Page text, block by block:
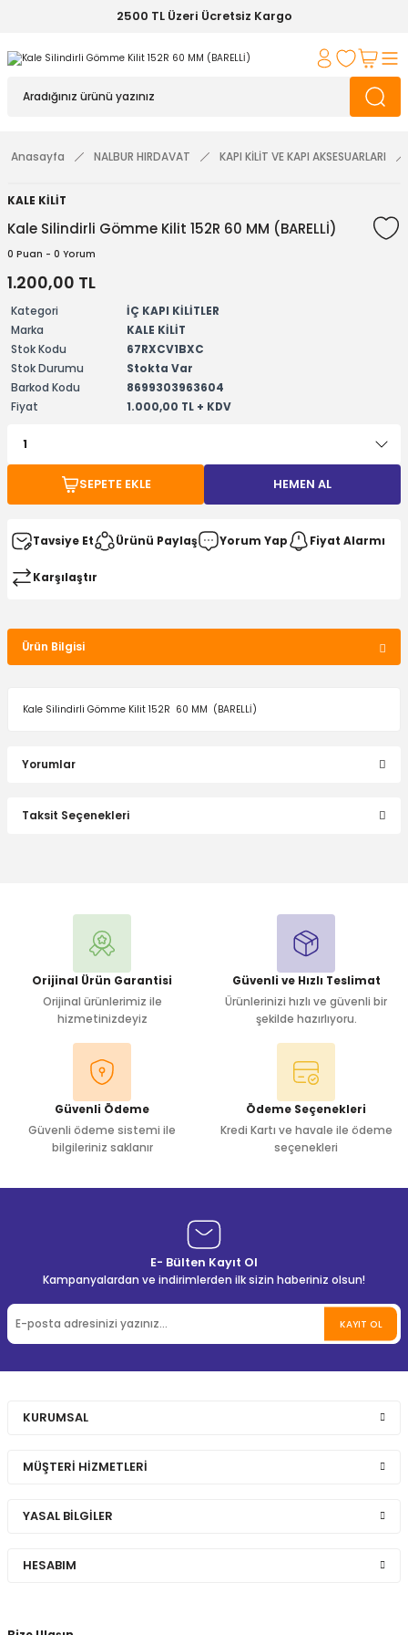
2500 TL Üzeri Ücretsiz Kargo
Anasayfa NALBUR HIRDAVAT KAPI KİLİT VE KAPI AKSESUARLARI
KALE KİLİT
Kale Silindirli Gömme Kilit 152R 60 MM (BARELLİ)
0 Puan - 0 Yorum
1.200,00 TL
Kategori
İÇ KAPI KİLİTLER
Marka
KALE KİLİT
Stok Kodu
67RXCV1BXC
Stok Durumu
Stokta Var
Barkod Kodu
8699303963604
Fiyat
1.000,00 TL + KDV
SEPETE EKLE HEMEN AL
Tavsiye Et Ürünü Paylaş Yorum Yap Fiyat Alarmı
Karşılaştır
Ürün Bilgisi
Kale Silindirli Gömme Kilit 152R 60 MM (BARELLİ)
Yorumlar
Taksit Seçenekleri
Orijinal Ürün Garantisi
Orijinal ürünlerimiz ile
hizmetinizdeyiz
Güvenli ve Hızlı Teslimat
Ürünlerinizi hızlı ve güvenli bir
şekilde hazırlıyoru.
Güvenli Ödeme
Güvenli ödeme sistemi ile
bilgileriniz saklanır
Ödeme Seçenekleri
Kredi Kartı ve havale ile ödeme
seçenekleri
E- Bülten Kayıt Ol
Kampanyalardan ve indirimlerden ilk sizin haberiniz olsun!
KAYIT OL
KURUMSAL
MÜŞTERİ HİZMETLERİ
YASAL BİLGİLER
HESABIM